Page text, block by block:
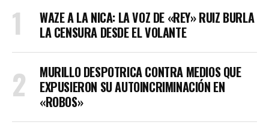
WAZE A LA NICA: LA VOZ DE «REY» RUIZ BURLA
LA CENSURA DESDE EL VOLANTE
MURILLO DESPOTRICA CONTRA MEDIOS QUE
EXPUSIERON SU AUTOINCRIMINACIÓN EN
«ROBOS»